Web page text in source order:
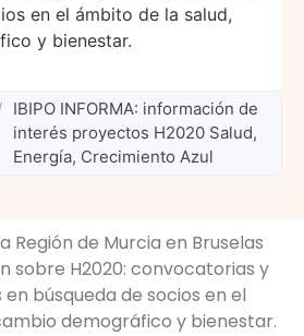
en el ámbito de la salud,
y bienestar.
IBIPO INFORMA: información de
interés proyectos H2020 Salud,
Energía, Crecimiento Azul
Región de Murcia en Bruselas
sobre H2020: convocatorias y
búsqueda de socios en el
demográfico y bienestar.